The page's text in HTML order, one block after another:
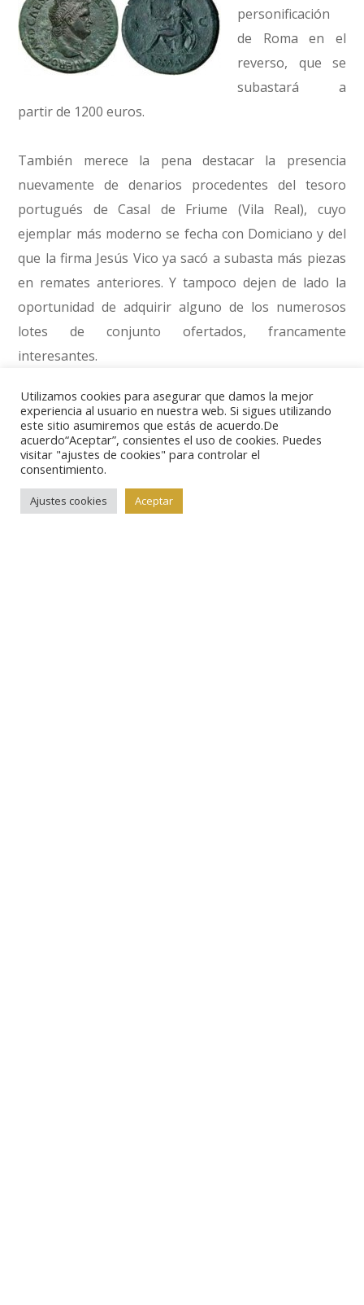
personificación
de Roma en el
reverso, que se
subastará a
partir de 1200 euros.
También merece la pena destacar la presencia
nuevamente de denarios procedentes del tesoro
portugués de Casal de Friume (Vila Real), cuyo
ejemplar más moderno se fecha con Domiciano y del
que la firma Jesús Vico ya sacó a subasta más piezas
en remates anteriores. Y tampoco dejen de lado la
oportunidad de adquirir alguno de los numerosos
lotes de conjunto ofertados, francamente
interesantes.
No podía faltar en esta selección un valioso áureo,
el escogido es
este dedicado por
Adriano a la
provincia de
Utilizamos cookies para asegurar que damos la mejor
experiencia al usuario en nuestra web. Si sigues utilizando
este sitio asumiremos que estás de acuerdo.De
acuerdo“Aceptar”, consientes el uso de cookies. Puedes
visitar "ajustes de cookies" para controlar el
consentimiento.
Ajustes cookies Aceptar